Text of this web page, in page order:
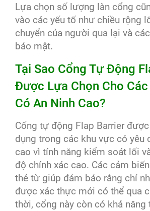
Lựa chọn số lượng làn cổng
vào các yếu tố như chiều rộng
chuyển của người qua lại và
bảo mật.
Tại Sao Cổng Tự Động
Được Lựa Chọn Cho
Có An Ninh Cao?
Cổng tự động Flap Barrier
dụng trong các khu vực có yêu
cao vì tính năng kiểm soát lối
độ chính xác cao. Các cảm
thẻ từ giúp đảm bảo rằng chỉ
được xác thực mới có thể qua
thời, cổng này còn có khả